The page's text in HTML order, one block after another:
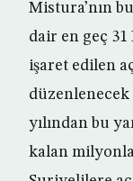
Mistura’nın
dair en geç
işaret edilen
düzenlenecek
yılından bu
kalan